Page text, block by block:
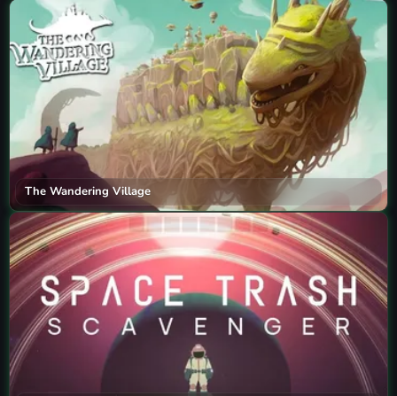
The Wandering Village